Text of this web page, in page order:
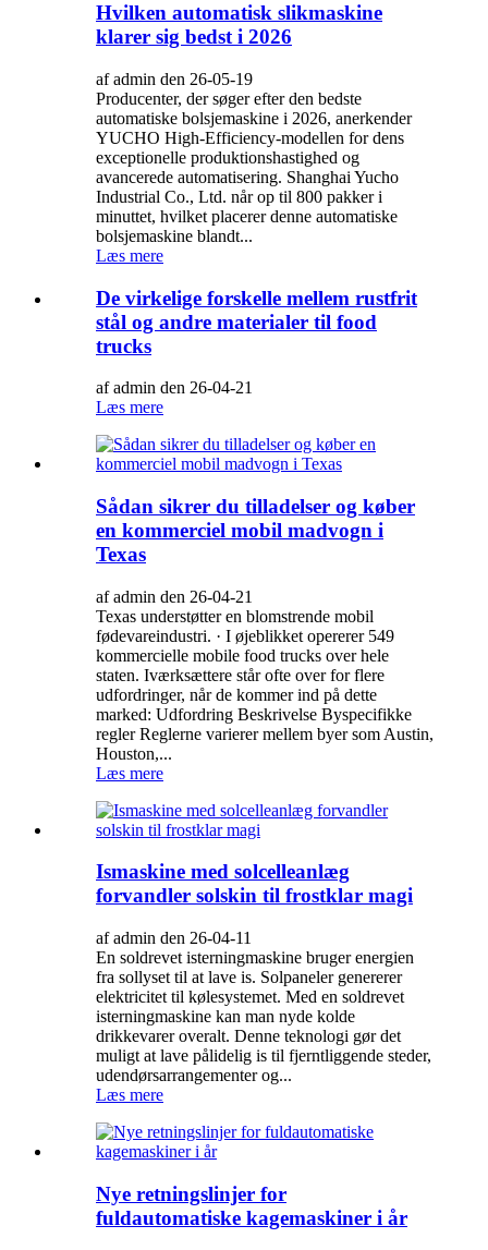
Hvilken automatisk slikmaskine
klarer sig bedst i 2026
af admin den 26-05-19
Producenter, der søger efter den bedste
automatiske bolsjemaskine i 2026, anerkender
YUCHO High-Efficiency-modellen for dens
exceptionelle produktionshastighed og
avancerede automatisering. Shanghai Yucho
Industrial Co., Ltd. når op til 800 pakker i
minuttet, hvilket placerer denne automatiske
bolsjemaskine blandt...
Læs mere
De virkelige forskelle mellem rustfrit
stål og andre materialer til food
trucks
af admin den 26-04-21
Læs mere
Sådan sikrer du tilladelser og køber
en kommerciel mobil madvogn i
Texas
af admin den 26-04-21
Texas understøtter en blomstrende mobil
fødevareindustri. · I øjeblikket opererer 549
kommercielle mobile food trucks over hele
staten. Iværksættere står ofte over for flere
udfordringer, når de kommer ind på dette
marked: Udfordring Beskrivelse Byspecifikke
regler Reglerne varierer mellem byer som Austin,
Houston,...
Læs mere
Ismaskine med solcelleanlæg
forvandler solskin til frostklar magi
af admin den 26-04-11
En soldrevet isterningmaskine bruger energien
fra sollyset til at lave is. Solpaneler genererer
elektricitet til kølesystemet. Med en soldrevet
isterningmaskine kan man nyde kolde
drikkevarer overalt. Denne teknologi gør det
muligt at lave pålidelig is til fjerntliggende steder,
udendørsarrangementer og...
Læs mere
Nye retningslinjer for
fuldautomatiske kagemaskiner i år